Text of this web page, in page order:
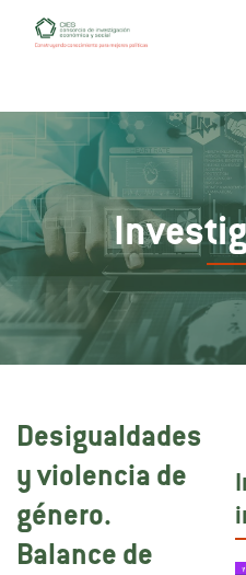
Desigualdades
y violencia de
género.
Balance de